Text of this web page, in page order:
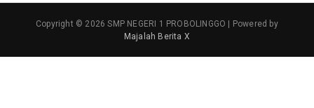
Copyright © 2026 SMP NEGERI 1 PROBOLINGGO | Powered by
Majalah Berita X